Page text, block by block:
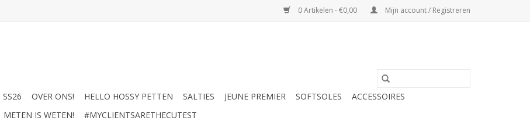
0 Artikelen - €0,00 Mijn account / Registreren
SS26 OVER ONS! HELLO HOSSY PETTEN SALTIES JEUNE PREMIER SOFTSOLES
ACCESSOIRES
METEN IS WETEN! #MYCLIENTSARETHECUTEST